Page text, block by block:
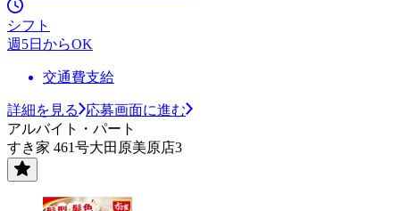
シフト
週5日からOK
交通費支給
詳細を見る
応募画面に進む
アルバイト・パート
すき家 461号大田原美原店3